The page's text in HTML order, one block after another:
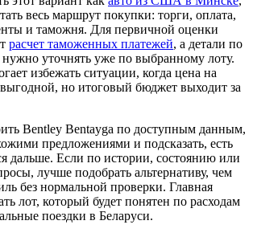
весь маршрут покупки: торги, оплата,
и таможня. Для первичной оценки
расчет таможенных платежей, а детали по
нужно уточнять уже по выбранному лоту.
избежать ситуации, когда цена на
но итоговый бюджет выходит за
Bentley Bentayga по доступным данным,
предложениями и подсказать, есть
дальше. Если по истории, состоянию или
лучше подобрать альтернативу, чем
без нормальной проверки. Главная
лот, который будет понятен по расходам
поездки в Беларуси.